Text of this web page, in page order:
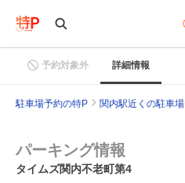
予約対象外 詳細情報
駐車場予約の特P 関内駅近くの駐車場
パーキング情報
タイムズ関内不老町第4